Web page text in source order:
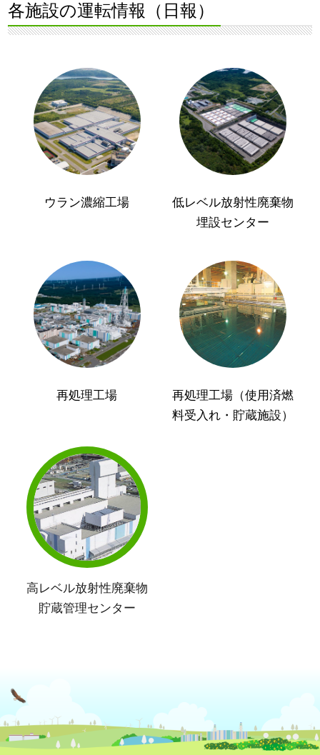
各施設の運転情報（日報）
ウラン濃縮工場
低レベル放射性廃棄物
埋設センター
再処理工場
再処理工場（使用済燃
料受入れ・貯蔵施設）
高レベル放射性廃棄物
貯蔵管理センター